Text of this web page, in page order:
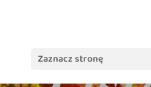
Zaznacz stronę